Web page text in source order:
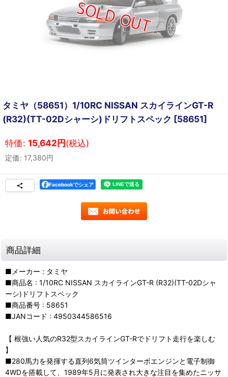
タミヤ（58651）1/10RC NISSAN スカイラインGT-R
(R32)(TT-02Dシャーシ)ドリフトスペック [58651]
特価: 15,642円(税込)
定価: 17,380円
Facebookでシェア
商品詳細
■メーカー : タミヤ
■商品名 : 1/10RC NISSAN スカイラインGT-R (R32)(TT-02Dシャ
ーシ)ドリフトスペック
■商品番号 : 58651
■JANコード : 4950344586516
【 根強い人気のR32型スカイラインGT-Rでドリフト走行を楽しむ
】
■280馬力を発揮する直列6気筒ツインターボエンジンと電子制御
4WDを搭載して、1989年5月に発表され大きな注目を集めたニッサ